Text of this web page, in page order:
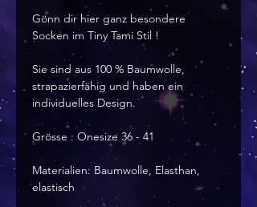
Gönn dir hier ganz besondere
Socken im Tiny Tami Stil !
Sie sind aus 100 % Baumwolle,
strapazierfähig und haben ein
individuelles Design.
Grösse : Onesize 36 - 41
Materialien: Baumwolle, Elasthan,
elastisch